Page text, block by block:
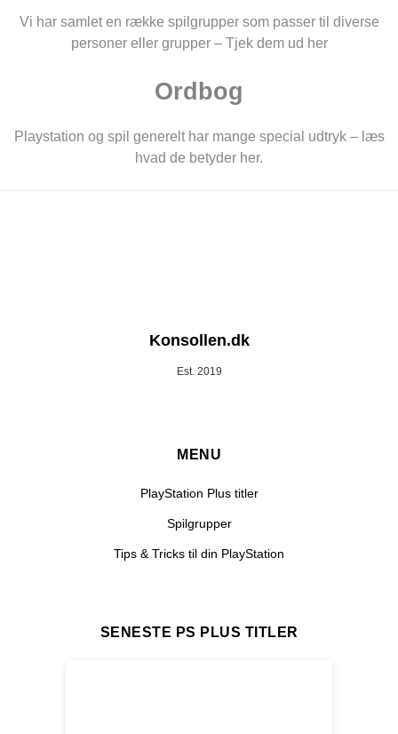
Vi har samlet en række spilgrupper som passer til diverse
personer eller grupper – Tjek dem ud her
Ordbog
Playstation og spil generelt har mange special udtryk – læs
hvad de betyder her.
Konsollen.dk
Est. 2019
MENU
PlayStation Plus titler
Spilgrupper
Tips & Tricks til din PlayStation
SENESTE PS PLUS TITLER